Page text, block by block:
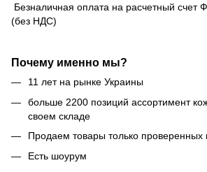
Безналичная оплата на расчетный счет
(без НДС)
Почему именно мы?
11 лет на рынке Украины
больше 2200 позиций ассортимент
своем складе
Продаем товары только проверенных
Есть шоурум